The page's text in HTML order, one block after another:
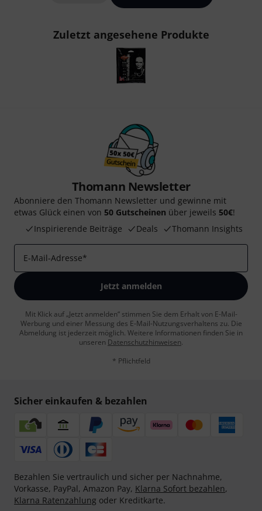
Zuletzt angesehene Produkte
Thomann Newsletter
Abonniere den Thomann Newsletter und gewinne mit
etwas Glück einen von 50 Gutscheinen über jeweils 50€!
Inspirierende Beiträge
Deals Thomann Insights
E-Mail-Adresse*
Jetzt anmelden
Mit Klick auf „Jetzt anmelden“ stimmen Sie dem Erhalt von E-Mail-
Werbung und einer Messung des E-Mail-Nutzungsverhaltens zu. Die
Abmeldung ist jederzeit möglich. Weitere Informationen finden Sie in
unseren Datenschutzhinweisen.
* Pflichtfeld
Sicher einkaufen & bezahlen
Bezahlen Sie vertraulich und sicher per Nachnahme,
Vorkasse, PayPal, Amazon Pay, Klarna Sofort bezahlen,
Klarna Ratenzahlung oder Kreditkarte.